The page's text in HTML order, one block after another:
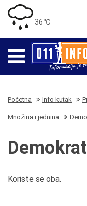
36 ℃
Početna Info kutak
Množina i jednina
Koriste se oba.